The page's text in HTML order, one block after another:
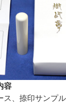
容
ス、捺印サンプル